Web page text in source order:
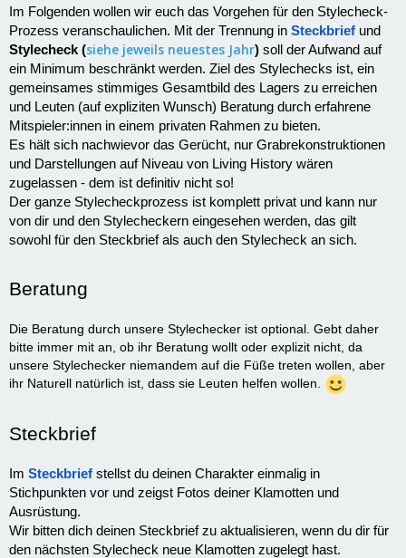
Im Folgenden wollen wir euch das Vorgehen für den Stylecheck-
Prozess veranschaulichen. Mit der Trennung in Steckbrief und
Stylecheck (siehe jeweils neuestes Jahr) soll der Aufwand auf
ein Minimum beschränkt werden. Ziel des Stylechecks ist, ein
gemeinsames stimmiges Gesamtbild des Lagers zu erreichen
und Leuten (auf expliziten Wunsch) Beratung durch erfahrene
Mitspieler:innen in einem privaten Rahmen zu bieten.
Es hält sich nachwievor das Gerücht, nur Grabrekonstruktionen
und Darstellungen auf Niveau von Living History wären
zugelassen - dem ist definitiv nicht so!
Der ganze Stylecheckprozess ist komplett privat und kann nur
von dir und den Stylecheckern eingesehen werden, das gilt
sowohl für den Steckbrief als auch den Stylecheck an sich.
Beratung
Die Beratung durch unsere Stylechecker ist optional. Gebt daher
bitte immer mit an, ob ihr Beratung wollt oder explizit nicht, da
unsere Stylechecker niemandem auf die Füße treten wollen, aber
ihr Naturell natürlich ist, dass sie Leuten helfen wollen.
Steckbrief
Im Steckbrief stellst du deinen Charakter einmalig in
Stichpunkten vor und zeigst Fotos deiner Klamotten und
Ausrüstung.
Wir bitten dich deinen Steckbrief zu aktualisieren, wenn du dir für
den nächsten Stylecheck neue Klamotten zugelegt hast.